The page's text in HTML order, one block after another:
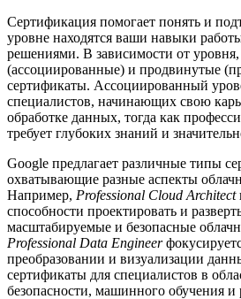
Сертификация помогает понять и
уровне находятся ваши навыки
решениями. В зависимости от уровня,
(ассоциированные) и продвинутые
сертификаты. Ассоциированный
специалистов, начинающих свою
обработке данных, тогда как
требует глубоких знаний и
Google предлагает различные типы
охватывающие разные аспекты
Например, Professional Cloud Architect
способности проектировать и
масштабируемые и безопасные
Professional Data Engineer
преобразовании и визуализации
сертификаты для специалистов в
безопасности, машинного обучения и